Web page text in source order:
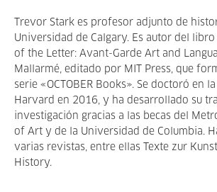
Trevor Stark es profesor adjunto de
Universidad de Calgary. Es autor del
of the Letter: Avant-Garde Art and
Mallarmé, editado por MIT Press, que
serie «OCTOBER Books». Se doctoró en
Harvard en 2016, y ha desarrollado su
investigación gracias a las becas del
of Art y de la Universidad de Columbia.
varias revistas, entre ellas Texte zur
History.